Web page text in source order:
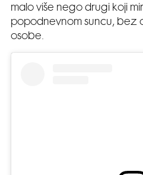
malo više nego drugi koji
popodnevnom suncu, bez
osobe.